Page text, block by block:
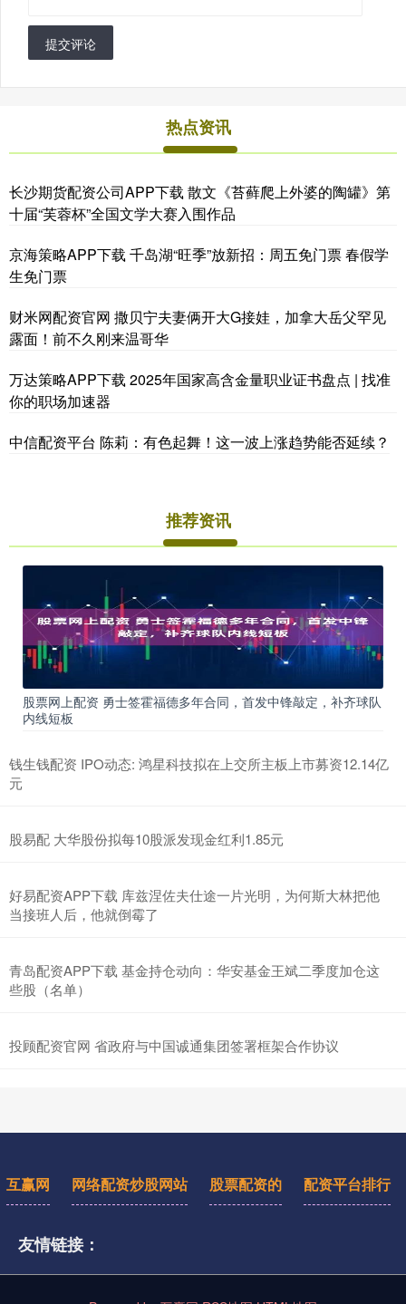
提交评论
热点资讯
长沙期货配资公司APP下载 散文《苔藓爬上外婆的陶罐》第
十届“芙蓉杯”全国文学大赛入围作品
京海策略APP下载 千岛湖“旺季”放新招：周五免门票 春假学
生免门票
财米网配资官网 撒贝宁夫妻俩开大G接娃，加拿大岳父罕见
露面！前不久刚来温哥华
万达策略APP下载 2025年国家高含金量职业证书盘点 | 找准
你的职场加速器
中信配资平台 陈莉：有色起舞！这一波上涨趋势能否延续？
推荐资讯
股票网上配资 勇士签霍福德多年合同，首发中锋敲定，补齐球队
内线短板
钱生钱配资 IPO动态: 鸿星科技拟在上交所主板上市募资12.14亿
元
股易配 大华股份拟每10股派发现金红利1.85元
好易配资APP下载 库兹涅佐夫仕途一片光明，为何斯大林把他
当接班人后，他就倒霉了
青岛配资APP下载 基金持仓动向：华安基金王斌二季度加仓这
些股（名单）
投顾配资官网 省政府与中国诚通集团签署框架合作协议
互赢网 网络配资炒股网站 股票配资的 配资平台排行
友情链接：